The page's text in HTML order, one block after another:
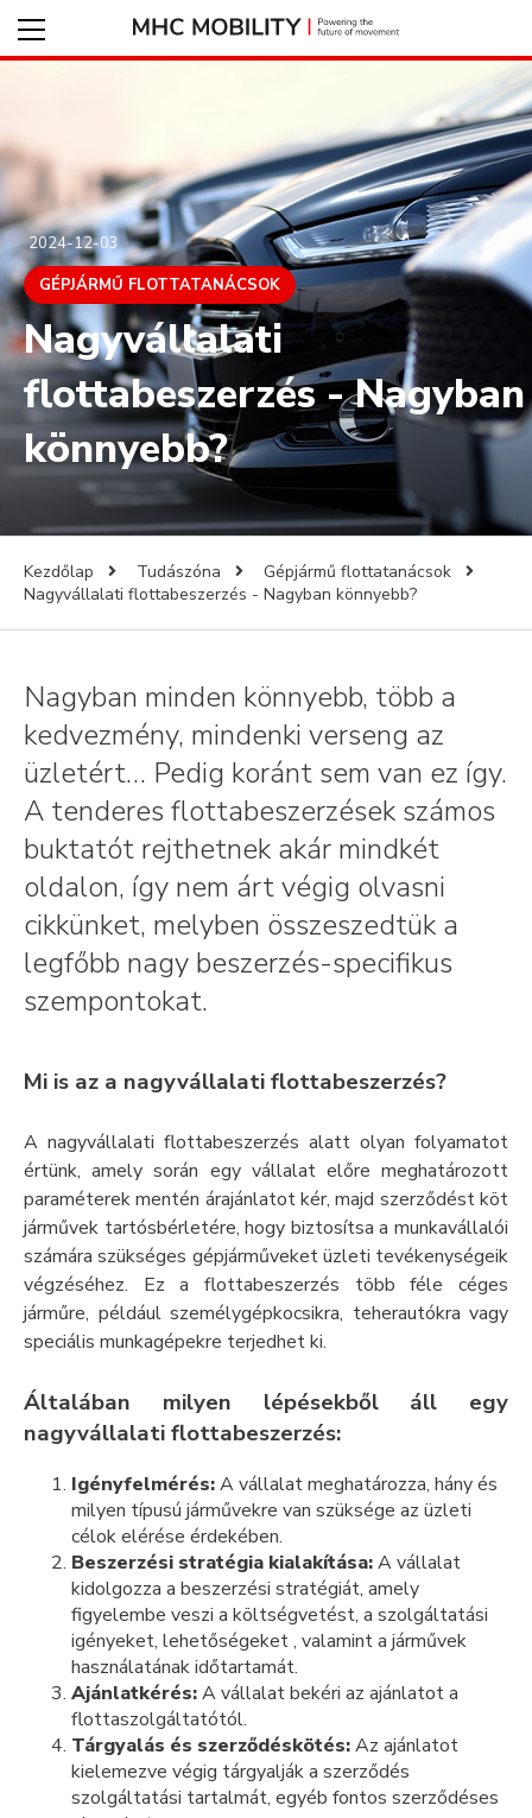
2024-12-03
GÉPJÁRMŰ FLOTTATANÁCSOK
Nagyvállalati
flottabeszerzés - Nagyban
könnyebb?
Kezdőlap Tudászóna
Gépjármű flottatanácsok
Nagyvállalati flottabeszerzés - Nagyban könnyebb?
Nagyban minden könnyebb, több a
kedvezmény, mindenki verseng az
üzletért… Pedig koránt sem van ez így.
A tenderes flottabeszerzések számos
buktatót rejthetnek akár mindkét
oldalon, így nem árt végig olvasni
cikkünket, melyben összeszedtük a
legfőbb nagy beszerzés-specifikus
szempontokat.
Mi is az a nagyvállalati flottabeszerzés?
A nagyvállalati flottabeszerzés alatt olyan folyamatot
értünk, amely során egy vállalat előre meghatározott
paraméterek mentén árajánlatot kér, majd szerződést köt
járművek tartósbérletére, hogy biztosítsa a munkavállalói
számára szükséges gépjárműveket üzleti tevékenységeik
végzéséhez. Ez a flottabeszerzés több féle céges
járműre, például személygépkocsikra, teherautókra vagy
speciális munkagépekre terjedhet ki.
Általában milyen lépésekből áll egy
nagyvállalati flottabeszerzés:
Igényfelmérés:A vállalat meghatározza, hány és
milyen típusú járművekre van szüksége az üzleti
célok elérése érdekében.
Beszerzési stratégia kialakítása:A vállalat
kidolgozza a beszerzési stratégiát, amely
figyelembe veszi a költségvetést, a szolgáltatási
igényeket, lehetőségeket , valamint a járművek
használatának időtartamát.
Ajánlatkérés:A vállalat bekéri az ajánlatot a
flottaszolgáltatótól.
Tárgyalás és szerződéskötés:Az ajánlatot
kielemezve végig tárgyalják a szerződés
szolgáltatási tartalmát, egyéb fontos szerződéses